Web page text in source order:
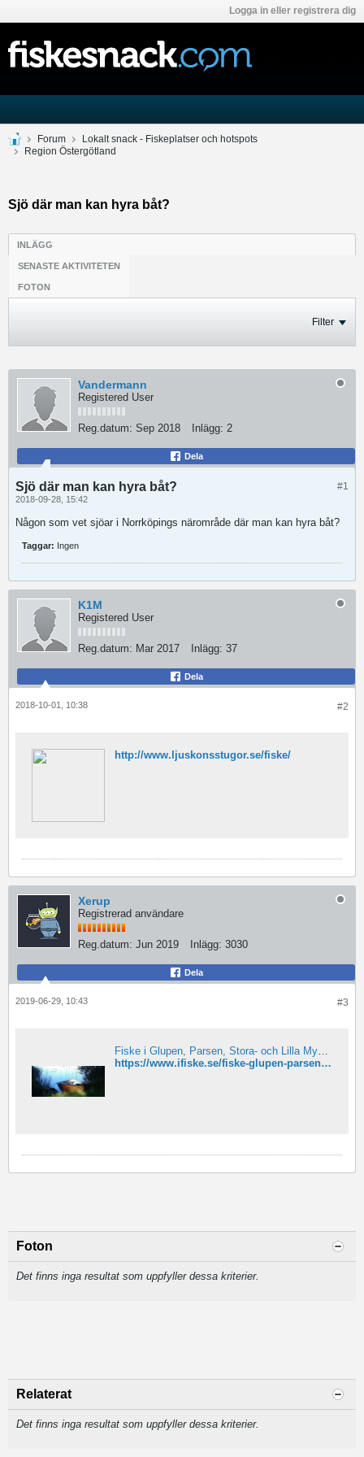
Logga in eller registrera dig
Forum
Lokalt snack - Fiskeplatser och hotspots
Region Östergötland
Sjö där man kan hyra båt?
INLÄGG
SENASTE AKTIVITETEN
FOTON
Filter
Vandermann
Registered User
Reg.datum: Sep 2018 Inlägg: 2
Dela
#1
Sjö där man kan hyra båt?
2018-09-28, 15:42
Någon som vet sjöar i Norrköpings närområde där man kan hyra båt?
Taggar: Ingen
K1M
Registered User
Reg.datum: Mar 2017 Inlägg: 37
Dela
#2
2018-10-01, 10:38
http://www.ljuskonsstugor.se/fiske/
Xerup
Registrerad användare
Reg.datum: Jun 2019 Inlägg: 3030
Dela
#3
2019-06-29, 10:43
Fiske i Glupen, Parsen, Stora- och Lilla Mysingen mfl
https://www.ifiske.se/fiske-glupen-parsen-stora-och-lilla-mysingen-mfl.htm
Foton
Det finns inga resultat som uppfyller dessa kriterier.
Relaterat
Det finns inga resultat som uppfyller dessa kriterier.